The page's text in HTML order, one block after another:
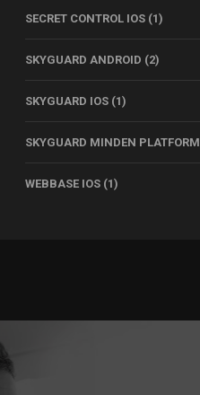
SECRET CONTROL IOS (1)
SKYGUARD ANDROID (2)
SKYGUARD IOS (1)
SKYGUARD MINDEN PLATFORM
WEBBASE IOS (1)